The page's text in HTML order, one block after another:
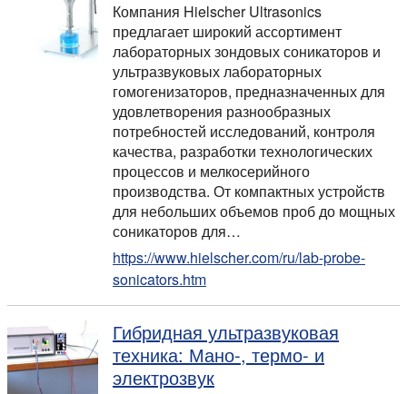
Компания Hielscher Ultrasonics
предлагает широкий ассортимент
лабораторных зондовых соникаторов и
ультразвуковых лабораторных
гомогенизаторов, предназначенных для
удовлетворения разнообразных
потребностей исследований, контроля
качества, разработки технологических
процессов и мелкосерийного
производства. От компактных устройств
для небольших объемов проб до мощных
соникаторов для…
https://www.hielscher.com/ru/lab-probe-
sonicators.htm
Гибридная ультразвуковая
техника: Мано-, термо- и
электрозвук